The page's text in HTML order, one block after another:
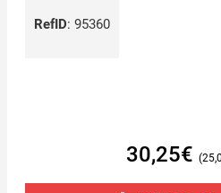
RefID: 95360
30,25€